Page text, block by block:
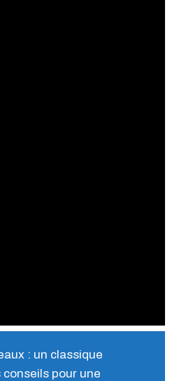
: un classique
pour une